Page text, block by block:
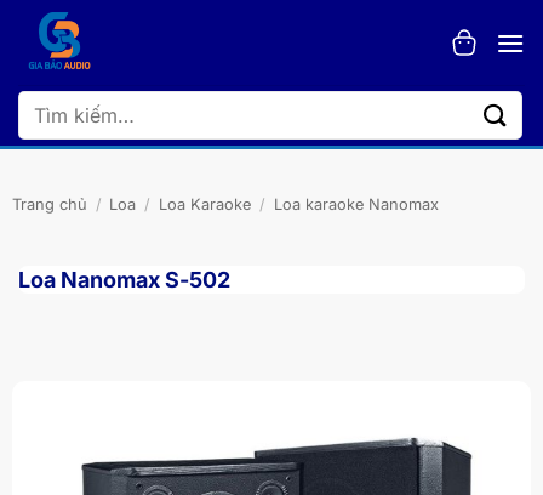
dung
Tìm
kiếm:
Trang chủ / Loa / Loa Karaoke / Loa karaoke Nanomax
Loa Nanomax S-502